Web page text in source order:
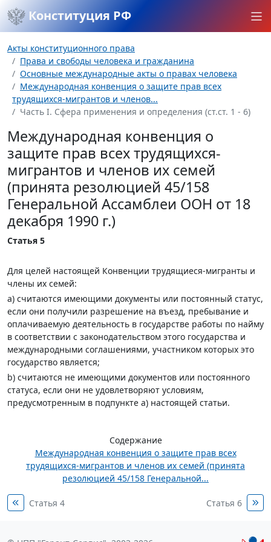
Конституция РФ
Акты конституционного права
Права и свободы человека и гражданина
Основные международные акты о правах человека
Международная конвенция о защите прав всех
трудящихся-мигрантов и членов...
Часть I. Сфера применения и определения (ст.ст. 1 - 6)
Международная конвенция о
защите прав всех трудящихся-
мигрантов и членов их семей
(принята резолюцией 45/158
Генеральной Ассамблеи ООН от 18
декабря 1990 г.)
Статья 5
Для целей настоящей Конвенции трудящиеся-мигранты и
члены их семей:
а) считаются имеющими документы или постоянный статус,
если они получили разрешение на въезд, пребывание и
оплачиваемую деятельность в государстве работы по найму
в соответствии с законодательством этого государства и
международными соглашениями, участником которых это
государство является;
b) считаются не имеющими документов или постоянного
статуса, если они не удовлетворяют условиям,
предусмотренным в подпункте а) настоящей статьи.
Содержание
Международная конвенция о защите прав всех
трудящихся-мигрантов и членов их семей (принята
резолюцией 45/158 Генеральной...
Статья 4 Статья 6